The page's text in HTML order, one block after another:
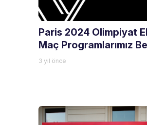
Paris 2024 Olimpiyat
Maç Programlarımız
3 yıl önce